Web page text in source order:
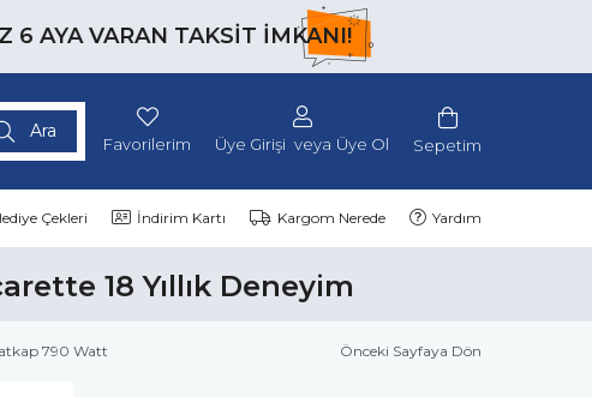
6 AYA VARAN TAKSİT İMKANI!
Sepetim
Üye Girişi Üye Ol
Favorilerim
Çekleri İndirim Kartı Kargom Nerede Yardım
18 Yıllık Deneyim
790 Watt Önceki Sayfaya Dön